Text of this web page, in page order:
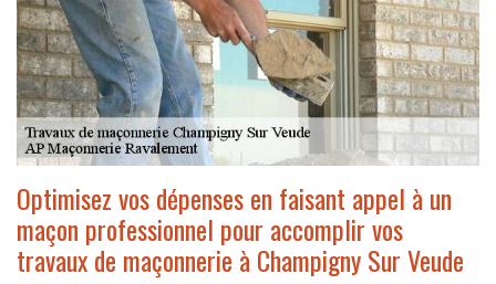
Optimisez vos dépenses en faisant appel à un
maçon professionnel pour accomplir vos
travaux de maçonnerie à Champigny Sur Veude